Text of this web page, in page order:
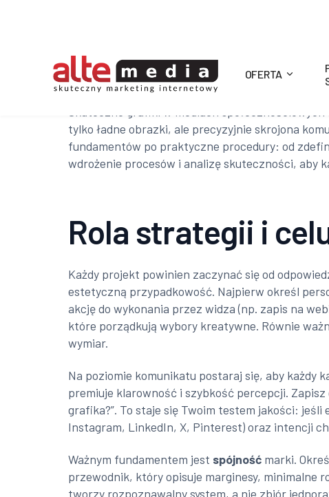
Alte
Media
OFERTA
Skuteczne grafiki w mediach
tylko ładne obrazki, ale precyzyjnie skrojona
fundamentów po praktyczne procedury: od
wdrożenie procesów i analizę skuteczności, aby
Rola strategii i
Każdy projekt powinien zaczynać się od
estetyczną przypadkowość. Najpierw określ
akcję do wykonania przez widza (np. zapis na
które porządkują wybory kreatywne. Równie
wymiar.
Na poziomie komunikatu postaraj się, aby każdy
premiuje klarowność i szybkość percepcji. Zapisz
grafika?”. To staje się Twoim testem jakości:
Instagram, LinkedIn, X, Pinterest) oraz intencji
Ważnym fundamentem jest spójność marki.
przewodnik, który opisuje marginesy, minimalne
tworzy rozpoznawalny system, a nie zbiór